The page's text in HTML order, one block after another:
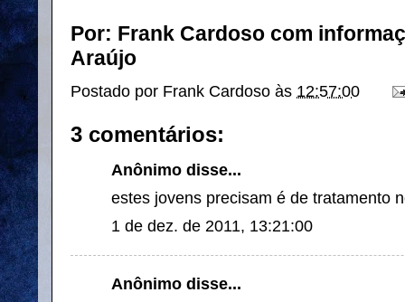
Por: Frank Cardoso com
Araújo
Postado por Frank Cardoso às 12:57:00
3 comentários:
Anônimo disse...
estes jovens precisam é de tratamento
1 de dez. de 2011, 13:21:00
Anônimo disse...